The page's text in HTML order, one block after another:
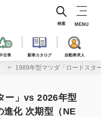
古車 新車カタログ 自動車求人
検索 MENU
1989年型マツダ「ロードスタ
ー」vs 2026年型
進化 次期型（NE